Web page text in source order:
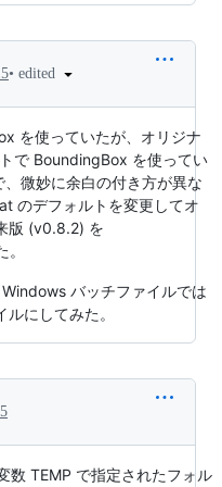
• edited
を使っていたが、オリジナ
で BoundingBox を使ってい
微妙に余白の付き方が異な
のデフォルトを変更してオ
版 (v0.8.2) を
バッチファイルでは
にしてみた。
数 TEMP で指定されたフォル